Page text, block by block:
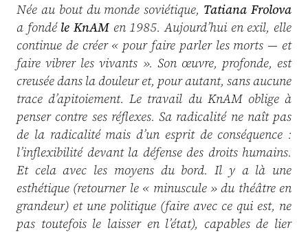
Née au bout du monde soviétique, Tatiana Frolova
a fondé le KnAM en 1985. Aujourd’hui en exil, elle
continue de créer « pour faire parler les morts — et
faire vibrer les vivants ». Son œuvre, profonde, est
creusée dans la douleur et, pour autant, sans aucune
trace d’apitoiement. Le travail du KnAM oblige à
penser contre ses réflexes. Sa radicalité ne naît pas
de la radicalité mais d’un esprit de conséquence :
l’inflexibilité devant la défense des droits humains.
Et cela avec les moyens du bord. Il y a là une
esthétique (retourner le « minuscule » du théâtre en
grandeur) et une politique (faire avec ce qui est, ne
pas toutefois le laisser en l’état), capables de lier